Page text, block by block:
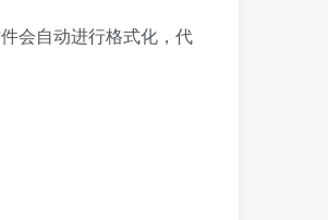
会自动进行格式化，代